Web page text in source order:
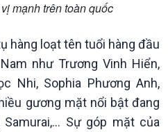
Nông nghiệp & Biển đảo
đảo
Mùa vàng
Biển đảo Việt Nam
Tâm tình biên giới và hải
đảo
Tìm hiểu biển, đảo Việt
mạnh trên toàn quốc
hàng loạt tên tuổi hàng đầu
như Trương Vinh Hiển,
Nhi, Sophia Phương Anh,
gương mặt nổi bật đang
Sự góp mặt của